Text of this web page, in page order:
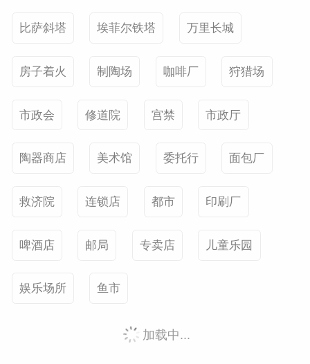
比萨斜塔 埃菲尔铁塔 万里长城
房子着火 制陶场 咖啡厂 狩猎场
市政会 修道院 宫禁 市政厅
陶器商店 美术馆 委托行 面包厂
救济院 连锁店 都市 印刷厂
啤酒店 邮局 专卖店 儿童乐园
娱乐场所 鱼市
加载中...